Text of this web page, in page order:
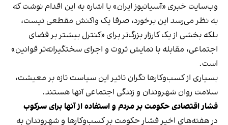
وب‌سایت خبری «آسیانیوز ایران» با اشاره به این اقدام نوشت که
به نظر می‌رسد این برخورد، صرفا یک واکنش مقطعی نیست،
بلکه بخشی از یک کارزار بزرگ‌تر برای «کنترل بیشتر بر فضای
اجتماعی، مقابله با نمایش ثروت و اجرای سختگیرانه‌تر قوانین»
است.
بسیاری از کسب‌وکارها نگران تاثیر این سیاست‌ تازه بر معیشت،
سلامت روان شهروندان و زندگی اجتماعی آنها هستند.
فشار اقتصادی حکومت بر مردم و استفاده از آنها برای سرکوب
در هفته‌های اخیر فشار حکومت بر کسب‌وکارها و شهروندان به